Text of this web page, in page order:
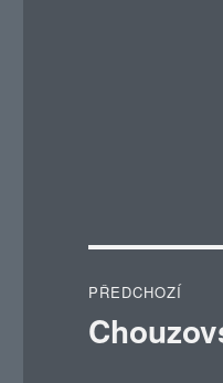
pro
PŘEDCHOZÍ
Předchozí